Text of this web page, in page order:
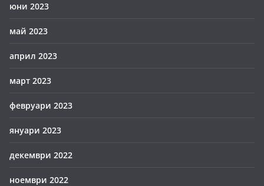
юни 2023
май 2023
април 2023
март 2023
февруари 2023
януари 2023
декември 2022
ноември 2022